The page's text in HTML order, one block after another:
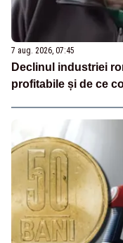
7 aug. 2026, 07:45
Declinul industriei
profitabile și de ce